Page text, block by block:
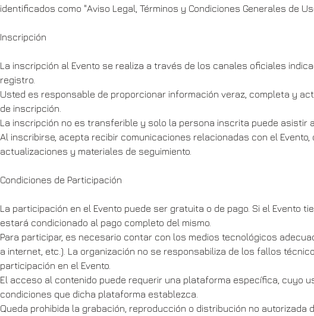
identificados como "Aviso Legal, Términos y Condiciones Generales de
Inscripción
La inscripción al Evento se realiza a través de los canales oficiales
registro.
Usted es responsable de proporcionar información veraz, completa y
de inscripción.
La inscripción no es transferible y solo la persona inscrita puede asistir
Al inscribirse, acepta recibir comunicaciones relacionadas con el Evento,
actualizaciones y materiales de seguimiento.
Condiciones de Participación
La participación en el Evento puede ser gratuita o de pago. Si el Evento
estará condicionado al pago completo del mismo.
Para participar, es necesario contar con los medios tecnológicos
a internet, etc.). La organización no se responsabiliza de los fallos
participación en el Evento.
El acceso al contenido puede requerir una plataforma específica, cuyo
condiciones que dicha plataforma establezca.
Queda prohibida la grabación, reproducción o distribución no autorizada